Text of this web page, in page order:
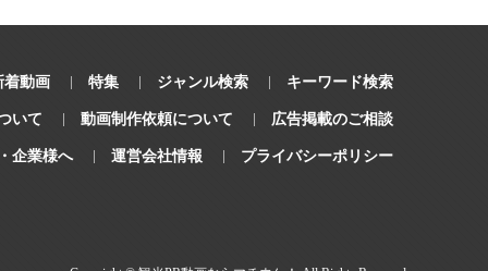
着動画 特集 ジャンル検索 キーワード検索
いて 動画制作依頼について 広告掲載のご相談
企業様へ 運営会社情報 プライバシーポリシー